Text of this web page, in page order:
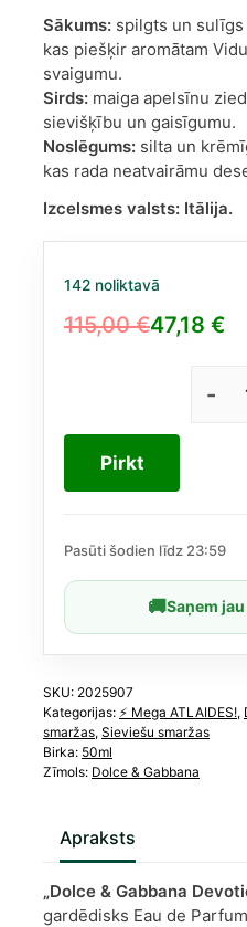
Sākums: spilgts un
kas piešķir aromātam
svaigumu.
Sirds: maiga apelsīnu
sievišķību un gaisīgumu.
Noslēgums: silta un
kas rada neatvairāmu
Izcelsmes valsts: Itālija.
142 noliktavā
115,00€
Original
115,00 €.
47,18 €
Current
47,18 €.
Pirkt
Pasūti šodien līdz 23:59
🚚Saņem
SKU: 2025907
Kategorijas: ⚡️ Mega ATLAIDES!,
smaržas, Sieviešu smaržas
Birka: 50ml
Zīmols: Dolce & Gabbana
Apraksts
„Dolce & Gabbana
gardēdisks Eau de